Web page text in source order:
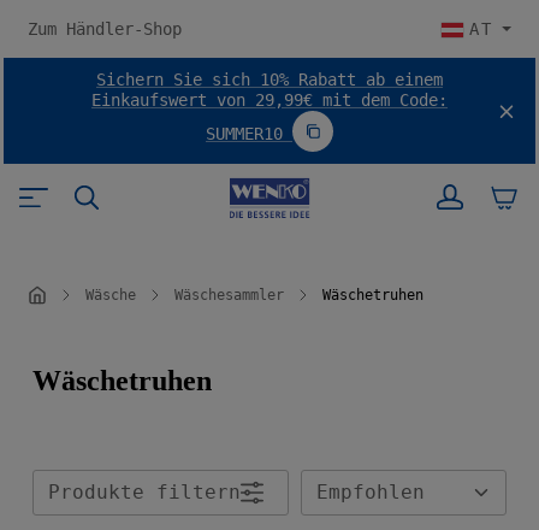
springen
Zum Händler-Shop AT
Sichern Sie sich 10% Rabatt ab einem
Einkaufswert von 29,99€ mit dem Code:
SUMMER10
Code SUMMER10 kopieren
Wäsche Wäschesammler Wäschetruhen
Wäschetruhen
Produkte filtern